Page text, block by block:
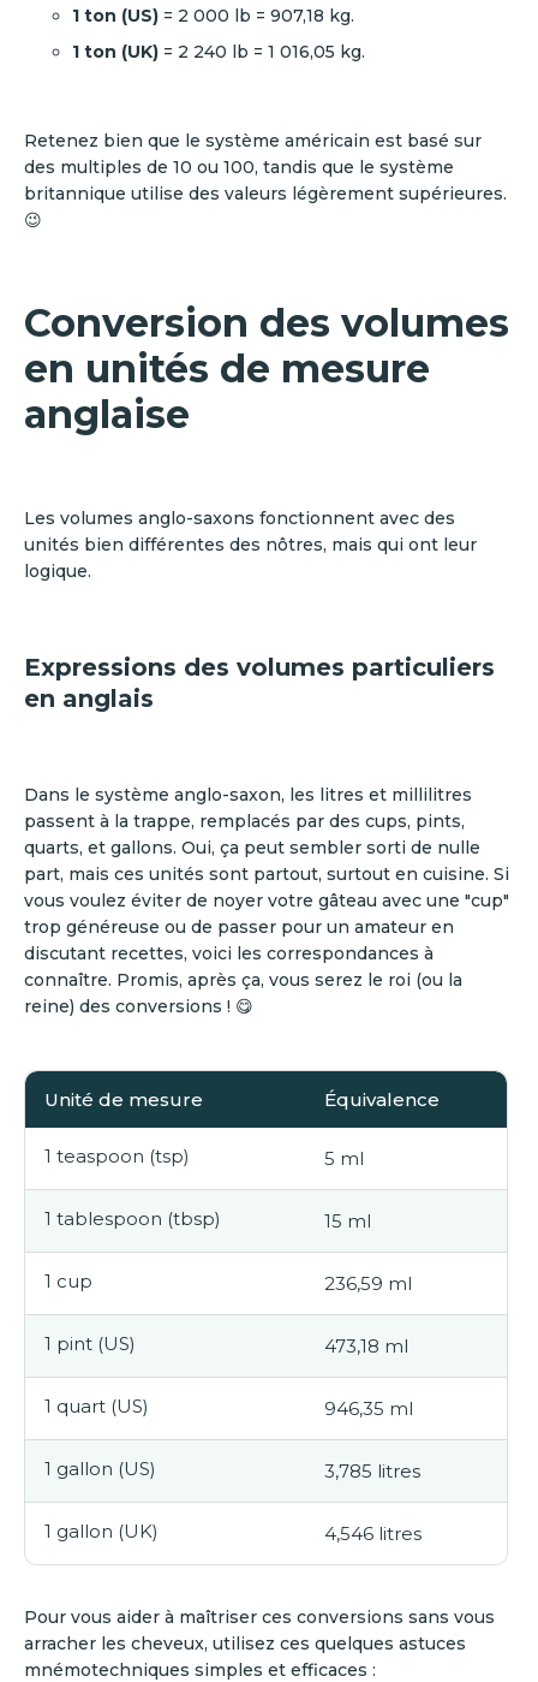
1 ton (US) = 2 000 lb = 907,18 kg.
1 ton (UK) = 2 240 lb = 1 016,05 kg.
Retenez bien que le système américain est basé sur
des multiples de 10 ou 100, tandis que le système
britannique utilise des valeurs légèrement supérieures.
😉
Conversion des volumes
en unités de mesure
anglaise
Les volumes anglo-saxons fonctionnent avec des
unités bien différentes des nôtres, mais qui ont leur
logique.
Expressions des volumes particuliers
en anglais
Dans le système anglo-saxon, les litres et millilitres
passent à la trappe, remplacés par des cups, pints,
quarts, et gallons. Oui, ça peut sembler sorti de nulle
part, mais ces unités sont partout, surtout en cuisine. Si
vous voulez éviter de noyer votre gâteau avec une "cup"
trop généreuse ou de passer pour un amateur en
discutant recettes, voici les correspondances à
connaître. Promis, après ça, vous serez le roi (ou la
reine) des conversions ! 😋
Unité de mesure Équivalence
1 teaspoon (tsp) 5 ml
1 tablespoon (tbsp) 15 ml
1 cup 236,59 ml
1 pint (US) 473,18 ml
1 quart (US) 946,35 ml
1 gallon (US) 3,785 litres
1 gallon (UK) 4,546 litres
Pour vous aider à maîtriser ces conversions sans vous
arracher les cheveux, utilisez ces quelques astuces
mnémotechniques simples et efficaces :